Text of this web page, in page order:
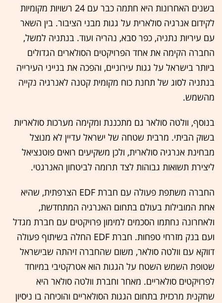
בשנים האחרונות היא חתמה כבר עם 24 רשויות מקומיות
לקידום אנרגיה סולארית על גגות מבני הציבור. בין השאר
עם עיריות נתניה, כפר סבא, נהריה ועוד. בנתניה למשל,
החברה הקימה את אחד הפרויקטים הסולארים הגדולים
ביותר בישראל על גגות עירוניים, והפכה את בנייני העירייה
בנתניה לסוג של תחנת כוח מקומית קטנה לאנרגיה נקייה
מהשמש.
בנוסף, וולטה סולאר גם מתכננת ומקימה מערכות סולאריות
בשוק הביתי. מרבית שטחה של ישראל עדיין לא מנוצל
מבחינת אנרגיה סולארית, ולכן משקיעים רואים פוטנציאל
ליצירת תשואות גבוהות לצד תרומה לביטחון האנרגטי.
החברה משתפת פעולה עם חברת EDF הצרפתית, שהיא
אחת המובילות בעולם בתחום האנרגיה המתחדשת,
ולאחרונה נחתמו הסכמים למימון פרויקטים עם חברת מגדל
ועם בנק מזרחי טפחות. חברת EDF החלה בשיתוף פעולה
דווקא עם וולטה סולאר, משום שהחברה זיהתה שבישראל
שטופת השמש השטח על הגגות הוא אטרקטיבי במיוחד
לפרויקטים סולאריים. מאחר וחברת וולטה סולאר היא
שחקנית מרכזית בתחום הגגות הסולאריים והוכיחה בו ניסיון